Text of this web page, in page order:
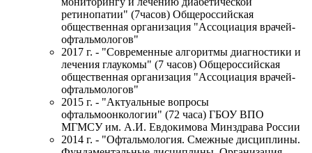
ретинопатии" (7часов) Общероссийская
общественная организация "Ассоциация врачей-
офтальмологов"
2017 г. - "Современные алгоритмы диагностики и
лечения глаукомы" (7 часов) Общероссийская
общественная организация "Ассоциация врачей-
офтальмологов"
2015 г. - "Актуальные вопросы
офтальмоонкологии" (72 часа) ГБОУ ВПО
МГМСУ им. А.И. Евдокимова Минздрава России
2014 г. - "Офтальмология. Смежные дисциплины.